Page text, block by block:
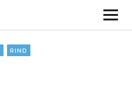
RIND